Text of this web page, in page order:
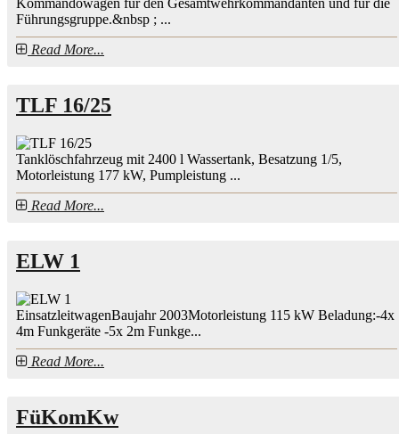
Kommandowagen für den Gesamtwehrkommandanten und für die
Führungsgruppe.&nbsp ; ...
Read More...
TLF 16/25
Tanklöschfahrzeug mit 2400 l Wassertank, Besatzung 1/5,
Motorleistung 177 kW, Pumpleistung ...
Read More...
ELW 1
EinsatzleitwagenBaujahr 2003Motorleistung 115 kW Beladung:-4x
4m Funkgeräte -5x 2m Funkge...
Read More...
FüKomKw